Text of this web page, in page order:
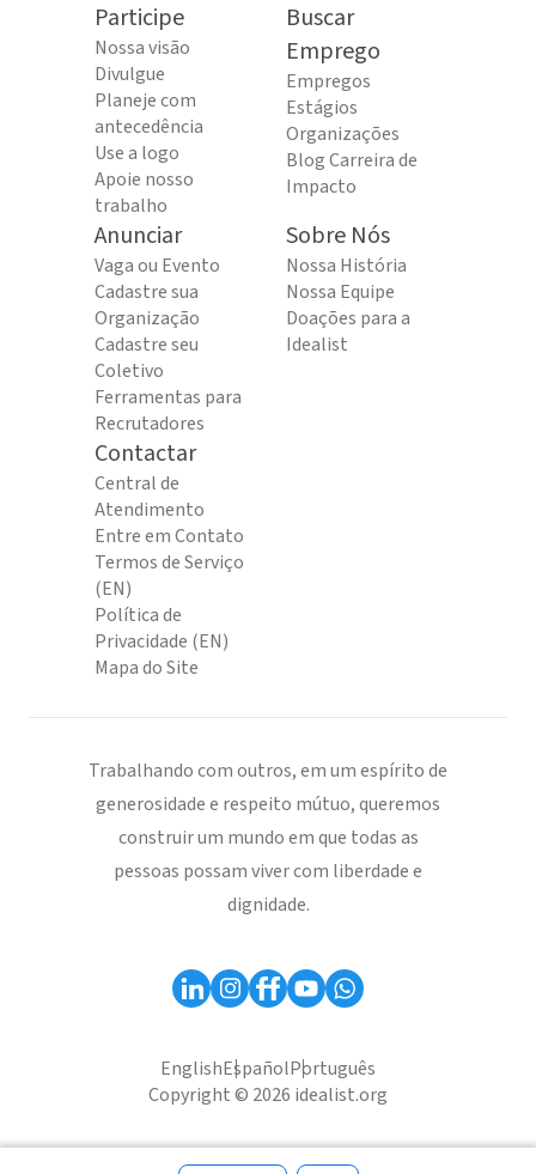
Participe
Nossa visão
Divulgue
Planeje com
antecedência
Use a logo
Apoie nosso
trabalho
Buscar
Emprego
Empregos
Estágios
Organizações
Blog Carreira de
Impacto
Anunciar
Vaga ou Evento
Cadastre sua
Organização
Cadastre seu
Coletivo
Ferramentas para
Recrutadores
Sobre Nós
Nossa História
Nossa Equipe
Doações para a
Idealist
Contactar
Central de
Atendimento
Entre em Contato
Termos de Serviço
(EN)
Política de
Privacidade (EN)
Mapa do Site
Trabalhando com outros, em um espírito de
generosidade e respeito mútuo, queremos
construir um mundo em que todas as
pessoas possam viver com liberdade e
dignidade.
EnglishEspañolPortuguês
Copyright © 2026 idealist.org